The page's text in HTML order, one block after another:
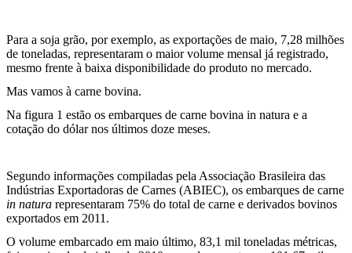
Para a soja grão, por exemplo, as exportações de maio, 7,28 milhões
de toneladas, representaram o maior volume mensal já registrado,
mesmo frente à baixa disponibilidade do produto no mercado.
Mas vamos à carne bovina.
Na figura 1 estão os embarques de carne bovina in natura e a
cotação do dólar nos últimos doze meses.
Segundo informações compiladas pela Associação Brasileira das
Indústrias Exportadoras de Carnes (ABIEC), os embarques de carne
in natura representaram 75% do total de carne e derivados bovinos
exportados em 2011.
O volume embarcado em maio último, 83,1 mil toneladas métricas,